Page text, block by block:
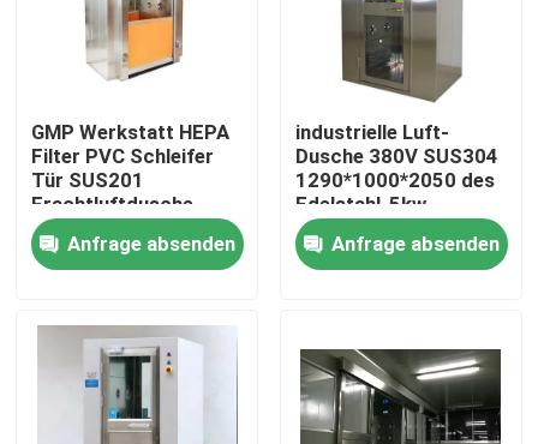
Haus
Über uns
GMP Werkstatt HEPA
Filter PVC Schleifer
Tür SUS201
Frachtluftdusche
Anfrage absenden
industrielle Luft-
Dusche 380V SUS304
1290*1000*2050 des
Edelstahl-5kw
Anfrage absenden